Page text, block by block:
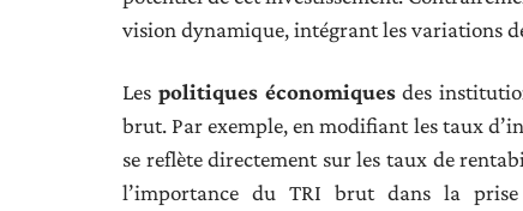
vision dynamique, intégrant les variations
Les politiques économiquesdes
brut. Par exemple, en modifiant les taux
se reflète directement sur les taux de
l’importance du TRI brut dans la